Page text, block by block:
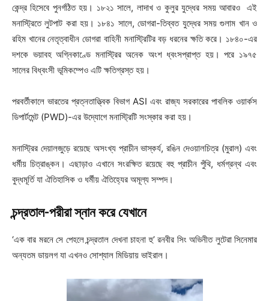
কেন্দ্র হিসেবে পুনর্গঠিত হয়। ১৮২১ সালে, লাদাখ ও কুলুর যুদ্ধের সময় আবারও এই
মনাস্ট্রিতে লুটপাট করা হয়। ১৮৪১ সালে, ডোগরা-তিব্বত যুদ্ধের সময় গুলাম খান ও
রহিম খানের নেতৃত্বাধীন ডোগরা বাহিনী মনাস্ট্রিটির বড় ধরনের ক্ষতি করে। ১৮৪০-এর
দশকে ভয়াবহ অগ্নিকাণ্ডে মনাস্ট্রির অনেক অংশ ধ্বংসপ্রাপ্ত হয়। পরে ১৯৭৫
সালের বিধ্বংসী ভূমিকম্পেও এটি ক্ষতিগ্রস্ত হয়।
পরবর্তীকালে ভারতের প্রত্নতাত্ত্বিক বিভাগ ASI এবং রাজ্য সরকারের পাবলিক ওয়ার্কস
ডিপার্টমেন্ট (PWD)-এর উদ্যোগে মনাস্ট্রিটি সংস্কার করা হয়।
মনাস্ট্রির দেয়ালজুড়ে রয়েছে অসংখ্য প্রাচীন ভাস্কর্য, রঙিন দেওয়ালচিত্র (মুরাল) এবং
ধর্মীয় চিত্রাঙ্কন। এছাড়াও এখানে সংরক্ষিত রয়েছে বহু প্রাচীন পুঁথি, ধর্মগ্রন্থ এবং
বুদ্ধমূর্তি যা ঐতিহাসিক ও ধর্মীয় ঐতিহ্যের অমূল্য সম্পদ।
চন্দ্রতাল-পরীরা স্নান করে যেখানে
‘এক বার মরনে সে পেহলে চন্দ্রতাল দেখনা চাহনা হু’ রনবীর সিং অভিনীত লুটেরা সিনেমার
অন্যতম ডায়লগ যা এখনও সোশ্যাল মিডিয়ায় ভাইরাল।